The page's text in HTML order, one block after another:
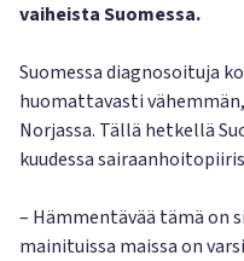
vaiheista Suomessa.
Suomessa diagnosoituja
huomattavasti
Norjassa. Tällä hetkellä
kuudessa
– Hämmentävää tämä on
mainituissa maissa on